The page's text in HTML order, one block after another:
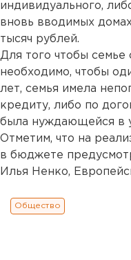
индивидуального,
вновь вводимых
тысяч рублей.
Для того чтобы семье
необходимо, чтобы
лет, семья имела
кредиту, либо по
была нуждающейся в
Отметим, что на
в бюджете
Илья Ненко,
Общество